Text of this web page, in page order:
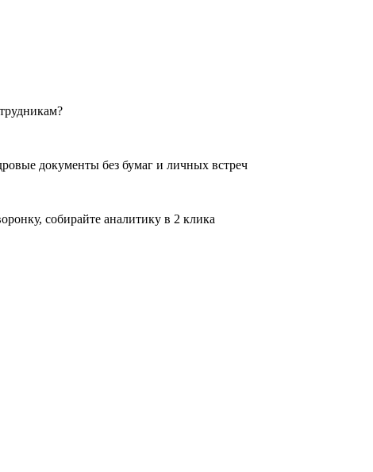
документы без бумаг и личных встреч
собирайте аналитику в 2 клика